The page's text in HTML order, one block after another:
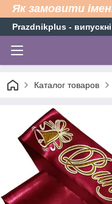
Як замовити
Рrazdnikplus -
Каталог товаров